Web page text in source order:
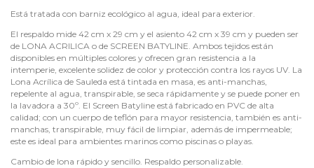
Está tratada con barniz ecológico al agua, ideal para exterior.
El respaldo mide 42 cm x 29 cm y el asiento 42 cm x 39 cm y pueden ser
de LONA ACRILICA o de SCREEN BATYLINE. Ambos tejidos están
disponibles en múltiples colores y ofrecen gran resistencia a la
intemperie, excelente solidez de color y protección contra los rayos UV. La
Lona Acrílica de Sauleda está tintada en masa, es anti-manchas,
repelente al agua, transpirable, se seca rápidamente y se puede poner en
la lavadora a 30º. El Screen Batyline está fabricado en PVC de alta
calidad; con un cuerpo de teflón para mayor resistencia, también es anti-
manchas, transpirable, muy fácil de limpiar, además de impermeable;
este es ideal para ambientes marinos como piscinas o playas.
Cambio de lona rápido y sencillo. Respaldo personalizable.